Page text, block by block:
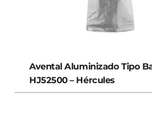
Avental Aluminizado Tipo
HJ52500 – Hércules